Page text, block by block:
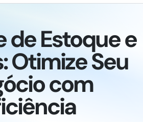
de Estoque e
Otimize Seu
com